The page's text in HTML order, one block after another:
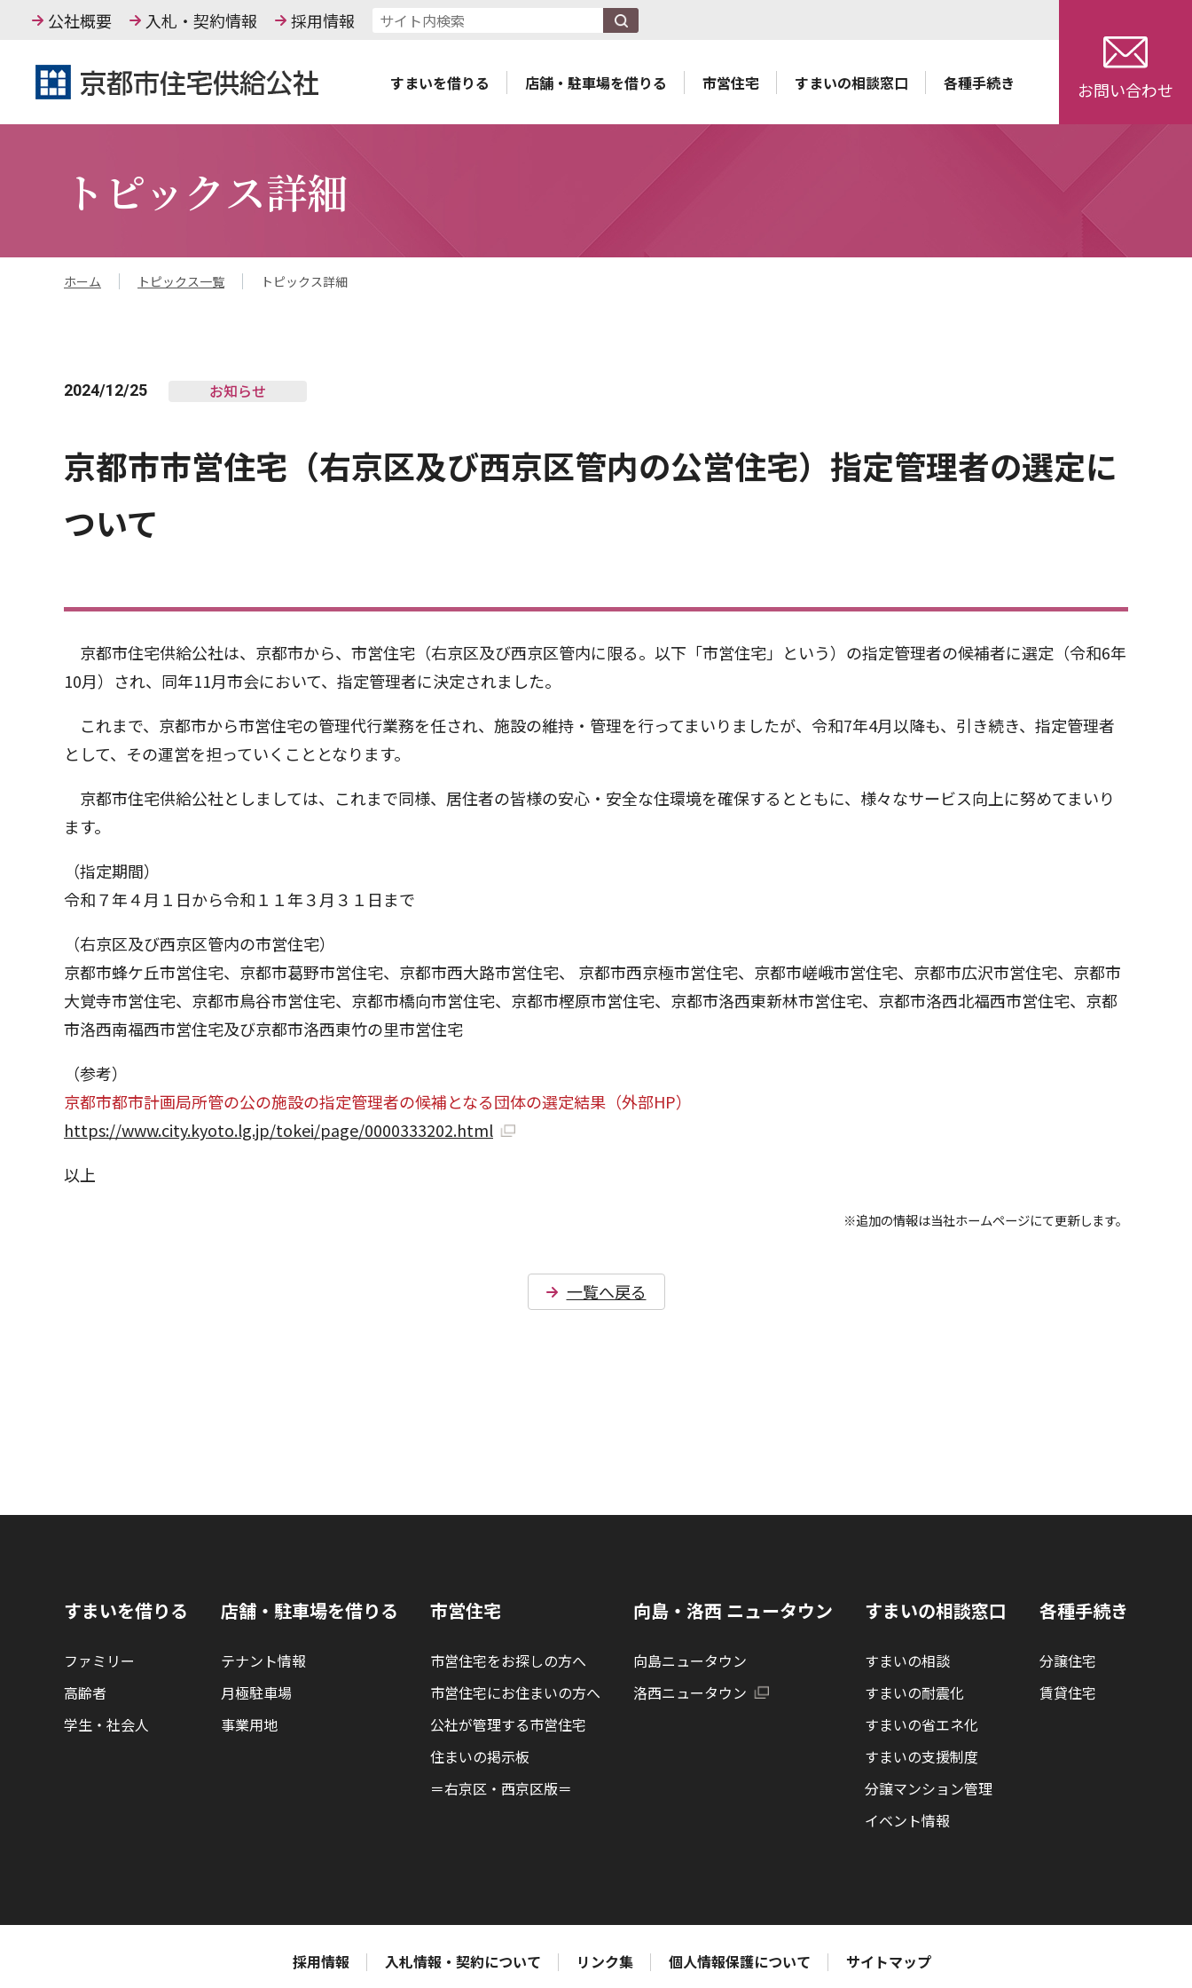
公社概要 入札・契約情報 採用情報
すまいを借りる 店舗・駐車場を借りる 市営住宅 すまいの相談窓口 各種手続き お問い合わせ
トピックス詳細
ホーム トピックス一覧 トピックス詳細
2024/12/25 お知らせ
京都市市営住宅（右京区及び西京区管内の公営住宅）指定管理者の選定に
ついて
京都市住宅供給公社は、京都市から、市営住宅（右京区及び西京区管内に限る。以下「市営住宅」という）の指定管理者の候補者に選定（令和6年
10月）され、同年11月市会において、指定管理者に決定されました。
これまで、京都市から市営住宅の管理代行業務を任され、施設の維持・管理を行ってまいりましたが、令和7年4月以降も、引き続き、指定管理者
として、その運営を担っていくこととなります。
京都市住宅供給公社としましては、これまで同様、居住者の皆様の安心・安全な住環境を確保するとともに、様々なサービス向上に努めてまいり
ます。
（指定期間）
令和７年４月１日から令和１１年３月３１日まで
（右京区及び西京区管内の市営住宅）
京都市蜂ケ丘市営住宅、京都市葛野市営住宅、京都市西大路市営住宅、 京都市西京極市営住宅、京都市嵯峨市営住宅、京都市広沢市営住宅、京都市
大覚寺市営住宅、京都市鳥谷市営住宅、京都市橋向市営住宅、京都市樫原市営住宅、京都市洛西東新林市営住宅、京都市洛西北福西市営住宅、京都
市洛西南福西市営住宅及び京都市洛西東竹の里市営住宅
（参考）
京都市都市計画局所管の公の施設の指定管理者の候補となる団体の選定結果（外部HP）
https://www.city.kyoto.lg.jp/tokei/page/0000333202.html
以上
※追加の情報は当社ホームページにて更新します。
一覧へ戻る
すまいを借りる
ファミリー
高齢者
学生・社会人
店舗・駐車場を借りる
テナント情報
月極駐車場
事業用地
市営住宅
市営住宅をお探しの方へ
市営住宅にお住まいの方へ
公社が管理する市営住宅
住まいの掲示板
＝右京区・西京区版＝
向島・洛西 ニュータウン
向島ニュータウン
洛西ニュータウン
すまいの相談窓口
すまいの相談
すまいの耐震化
すまいの省エネ化
すまいの支援制度
分譲マンション管理
イベント情報
各種手続き
分譲住宅
賃貸住宅
採用情報 入札情報・契約について リンク集 個人情報保護について サイトマップ